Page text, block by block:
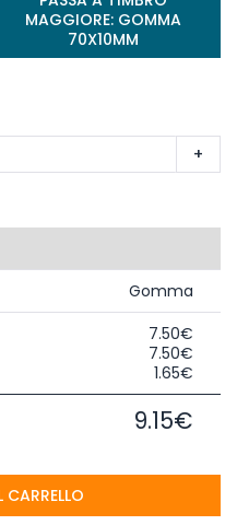
MAGGIORE: GOMMA
70X10MM
+
Gomma
7.50€
7.50€
1.65€
9.15€